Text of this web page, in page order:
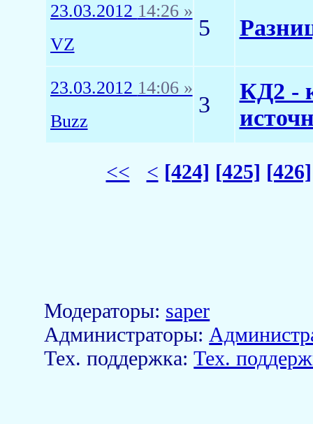
23.03.2012 14:26 »
VZ
5
23.03.2012 14:06 »
Buzz
3
КД2 -
<< < [424] [425] [426]
Модераторы: saper
Aдминистраторы:
Тех. поддержка:Тех.